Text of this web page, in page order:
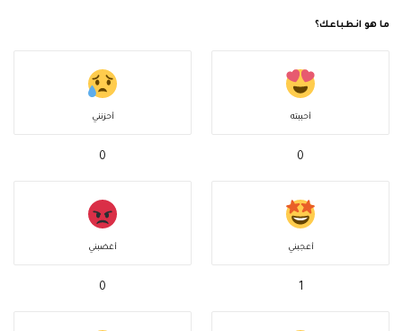
ما هو انطباعك؟
أحببته
0
أحزنني
0
أعجبني
1
أغضبني
0